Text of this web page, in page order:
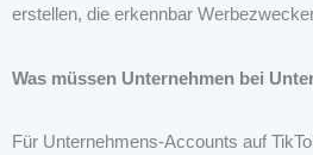
erstellen, die erkennbar
Was müssen Unternehmen bei
Für Unternehmens-Accounts auf